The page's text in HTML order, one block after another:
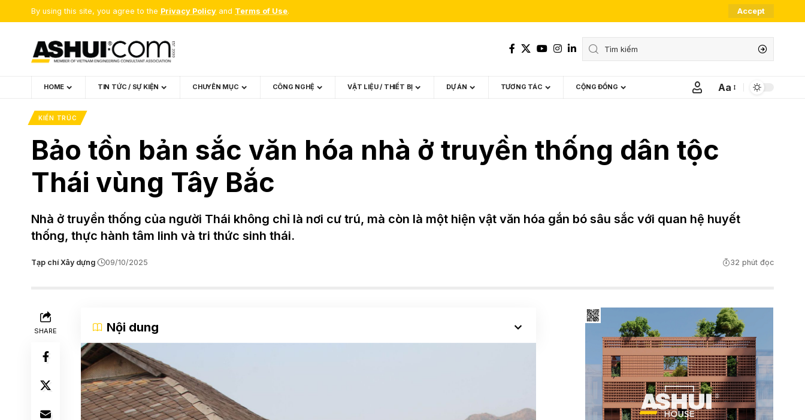
By using this site, you agree to the Privacy Policy and Terms of Use. Accept
HOME TIN TỨC / SỰ KIỆN CHUYÊN MỤC CÔNG NGHỆ VẬT LIỆU / THIẾT BỊ DỰ ÁN TƯƠNG TÁC CỘNG ĐỒNG
Font
Aa
KIẾN TRÚC
Bảo tồn bản sắc văn hóa nhà ở truyền thống dân tộc
Thái vùng Tây Bắc
Nhà ở truyền thống của người Thái không chỉ là nơi cư trú, mà còn là một hiện vật văn hóa gắn bó sâu sắc với quan hệ huyết
thống, thực hành tâm linh và tri thức sinh thái.
Tạp chí Xây dựng 09/10/2025 32 phút đọc
SHARE Nội dung